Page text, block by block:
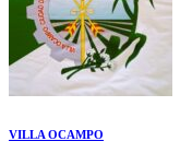
VILLA OCAMPO